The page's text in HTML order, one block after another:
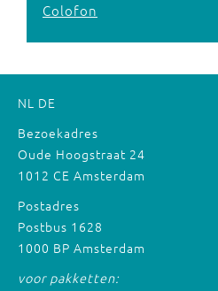
Colofon
NL DE
Bezoekadres
Oude Hoogstraat 24
1012 CE Amsterdam
Postadres
Postbus 1628
1000 BP Amsterdam
voor pakketten: